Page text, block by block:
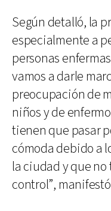
Según detalló, la
especialmente a
personas
vamos a darle
preocupación de
niños y de
tienen que pasar
cómoda debido a
la ciudad y que
control”,